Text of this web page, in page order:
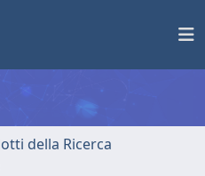
della Ricerca